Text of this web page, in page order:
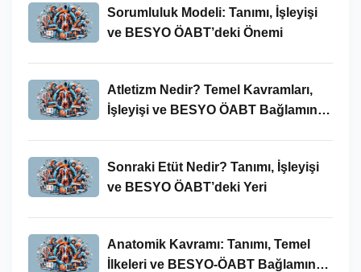
Sorumluluk Modeli: Tanımı, İşleyişi
ve BESYO ÖABT’deki Önemi
Atletizm Nedir? Temel Kavramları,
İşleyişi ve BESYO ÖABT Bağlamında
Sonraki Etüt Nedir? Tanımı, İşleyişi
ve BESYO ÖABT’deki Yeri
Anatomik Kavramı: Tanımı, Temel
İlkeleri ve BESYO-ÖABT Bağlamında